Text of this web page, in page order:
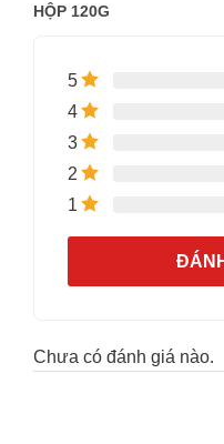
HỘP 120G
5
4
3
2
1
Chưa có đánh giá nào.